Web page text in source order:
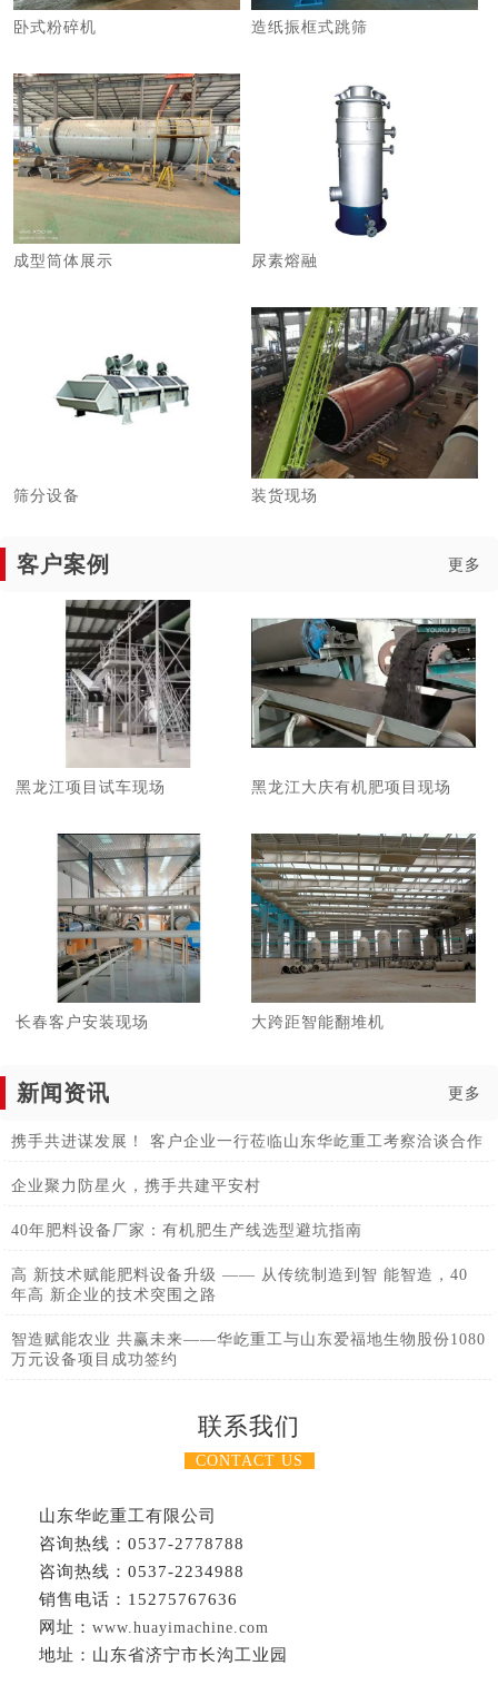
卧式粉碎机 造纸振框式跳筛
成型筒体展示 尿素熔融
筛分设备 装货现场
客户案例 更多
黑龙江项目试车现场 黑龙江大庆有机肥项目现场
长春客户安装现场 大跨距智能翻堆机
新闻资讯 更多
携手共进谋发展！ 客户企业一行莅临山东华屹重工考察洽谈合作
企业聚力防星火，携手共建平安村
40年肥料设备厂家：有机肥生产线选型避坑指南
高 新技术赋能肥料设备升级 —— 从传统制造到智 能智造，40
年高 新企业的技术突围之路
智造赋能农业 共赢未来——华屹重工与山东爱福地生物股份1080
万元设备项目成功签约
联系我们
CONTACT US
山东华屹重工有限公司
咨询热线：0537-2778788
咨询热线：0537-2234988
销售电话：15275767636
网址： www.huayimachine.com
地址：山东省济宁市长沟工业园